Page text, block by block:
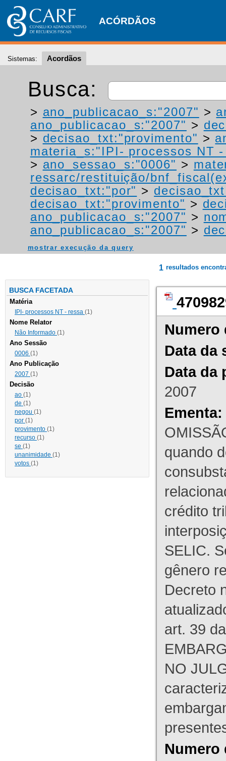
ACÓRDÃOS
Sistemas: Acordãos
Busca:
> ano_publicacao_s:"2007" >
ano_publicacao_s:"2007" >
> decisao_txt:"provimento" >
materia_s:"IPI- processos NT
> ano_sessao_s:"0006" >
ressarc/restituição/
decisao_txt:"por" >
decisao_txt:"provimento" >
ano_publicacao_s:"2007" >
ano_publicacao_s:"2007" >
mostrar execução da query
BUSCA FACETADA
Matéria
IPI- processos NT - ressa (1)
Nome Relator
Não Informado (1)
Ano Sessão
0006 (1)
Ano Publicação
2007 (1)
Decisão
ao (1)
de (1)
negou (1)
por (1)
provimento (1)
recurso (1)
se (1)
unanimidade (1)
votos (1)
1 resultados
Numero
Data da
Data da
2007
Ementa:
quando
crédito
SELIC.
gênero
Decreto
art. 39
NO
Numero